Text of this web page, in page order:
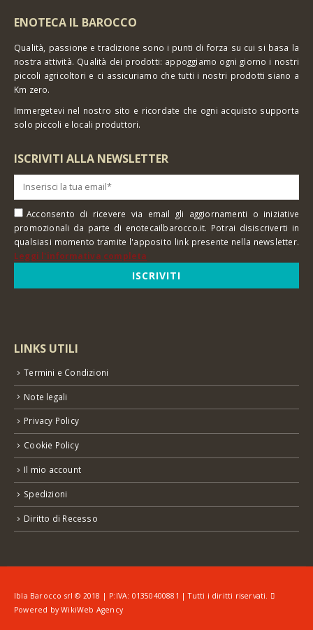
ENOTECA IL BAROCCO
Qualità, passione e tradizione sono i punti di forza su cui si basa la
nostra attività. Qualità dei prodotti: appoggiamo ogni giorno i nostri
piccoli agricoltori e ci assicuriamo che tutti i nostri prodotti siano a
Km zero.
Immergetevi nel nostro sito e ricordate che ogni acquisto supporta
solo piccoli e locali produttori.
ISCRIVITI ALLA NEWSLETTER
Acconsento di ricevere via email gli aggiornamenti o iniziative
promozionali da parte di enotecailbarocco.it. Potrai disiscriverti in
qualsiasi momento tramite l'apposito link presente nella newsletter.
Leggi l'informativa completa
LINKS UTILI
Termini e Condizioni
Note legali
Privacy Policy
Cookie Policy
Il mio account
Spedizioni
Diritto di Recesso
Ibla Barocco srl © 2018 | P:IVA: 01350400881 | Tutti i diritti riservati.
Powered byWikiWeb Agency